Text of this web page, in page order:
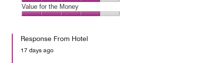
of
5
1
out
Amenities,
4
of
Value for the Money
the
Money,
Response From Hotel
17 days ago